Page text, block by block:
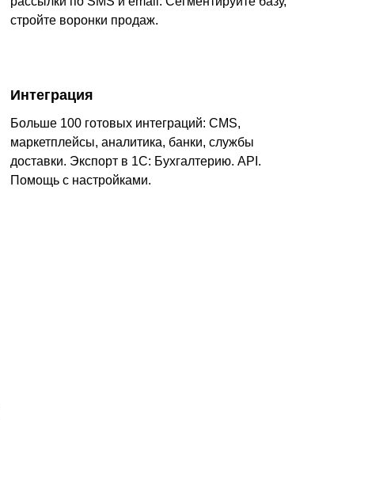
стройте воронки продаж.
Интеграция
Больше 100 готовых интеграций: CMS,
маркетплейсы, аналитика, банки, службы
доставки. Экспорт в 1С: Бухгалтерию. API.
Помощь с настройками.